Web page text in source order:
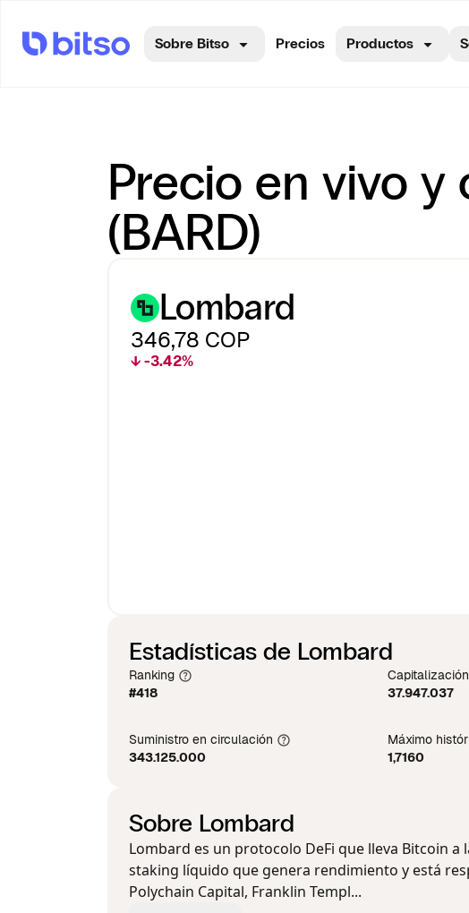
Sobre Bitso Precios Productos
Precio en vivo
(BARD)
Lombard
346,78 COP
↓ -3.42%
Estadísticas de Lombard
Ranking
#418
37.947.037
Suministro en circulación
343.125.000
Máximo
1,7160
Sobre Lombard
Lombard es un protocolo DeFi que lleva Bitcoin a
staking líquido que genera rendimiento y está
Polychain Capital, Franklin Templ...